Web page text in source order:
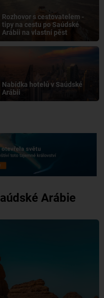
Rozhovor s cestovatelem -
tipy na cestu po Saúdské
Arábii na vlastní pěst
Nabídka hotelů v Saúdské
Arábii
Arábie